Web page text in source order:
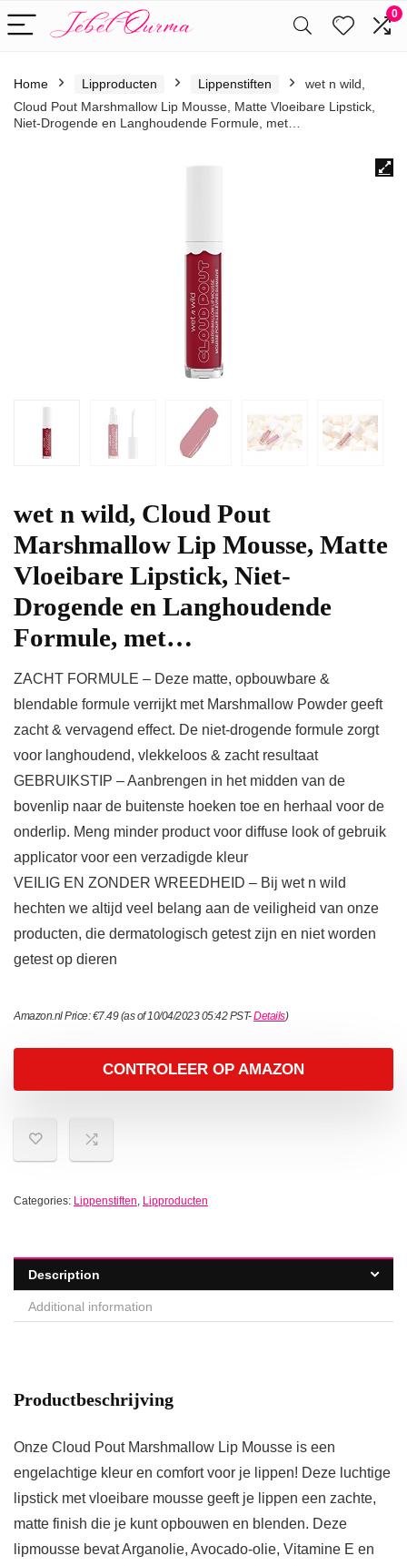
0
Home Lipproducten Lippenstiften
wet n wild,
Cloud Pout Marshmallow Lip Mousse, Matte Vloeibare Lipstick,
Niet-Drogende en Langhoudende Formule, met…
wet n wild, Cloud Pout
Marshmallow Lip Mousse, Matte
Vloeibare Lipstick, Niet-
Drogende en Langhoudende
Formule, met…
ZACHT FORMULE – Deze matte, opbouwbare &
blendable formule verrijkt met Marshmallow Powder geeft
zacht & vervagend effect. De niet-drogende formule zorgt
voor langhoudend, vlekkeloos & zacht resultaat
GEBRUIKSTIP – Aanbrengen in het midden van de
bovenlip naar de buitenste hoeken toe en herhaal voor de
onderlip. Meng minder product voor diffuse look of gebruik
applicator voor een verzadigde kleur
VEILIG EN ZONDER WREEDHEID – Bij wet n wild
hechten we altijd veel belang aan de veiligheid van onze
producten, die dermatologisch getest zijn en niet worden
getest op dieren
Amazon.nl Price:€7.49(as of 10/04/2023 05:42 PST-Details)
CONTROLEER OP AMAZON
Categories: Lippenstiften, Lipproducten
Description
Additional information
Productbeschrijving
Onze Cloud Pout Marshmallow Lip Mousse is een
engelachtige kleur en comfort voor je lippen! Deze luchtige
lipstick met vloeibare mousse geeft je lippen een zachte,
matte finish die je kunt opbouwen en blenden. Deze
lipmousse bevat Arganolie, Avocado-olie, Vitamine E en